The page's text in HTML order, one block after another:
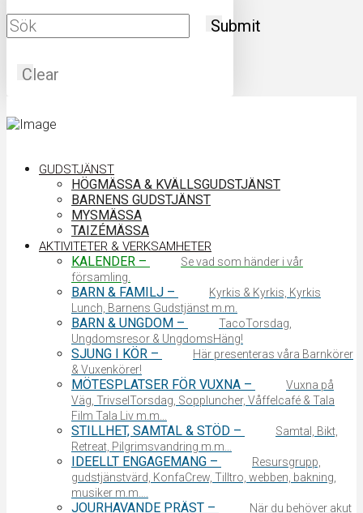
Submit
Clear
GUDSTJÄNST
HÖGMÄSSA & KVÄLLSGUDSTJÄNST
BARNENS GUDSTJÄNST
MYSMÄSSA
TAIZÉMÄSSA
AKTIVITETER & VERKSAMHETER
KALENDER –
Se vad som händer i vår
församling.
BARN & FAMILJ –
Kyrkis & Kyrkis, Kyrkis
Lunch, Barnens Gudstjänst m.m.
BARN & UNGDOM –
TacoTorsdag,
Ungdomsresor & UngdomsHäng!
SJUNG I KÖR –
Här presenteras våra Barnkörer
& Vuxenkörer!
MÖTESPLATSER FÖR VUXNA –
Vuxna på
Väg, TrivselTorsdag, Soppluncher, Våffelcafé & Tala
Film Tala Liv m.m…
STILLHET, SAMTAL & STÖD –
Samtal, Bikt,
Retreat, Pilgrimsvandring m.m…
IDEELLT ENGAGEMANG –
Resursgrupp,
gudstjänstvärd, KonfaCrew, Tilltro, webben, bakning,
musiker m.m….
JOURHAVANDE PRÄST –
När du behöver akut